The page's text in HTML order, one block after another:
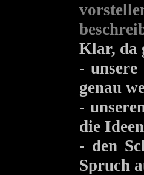
Klar, da
-
genau
-
die
- den
Spruch